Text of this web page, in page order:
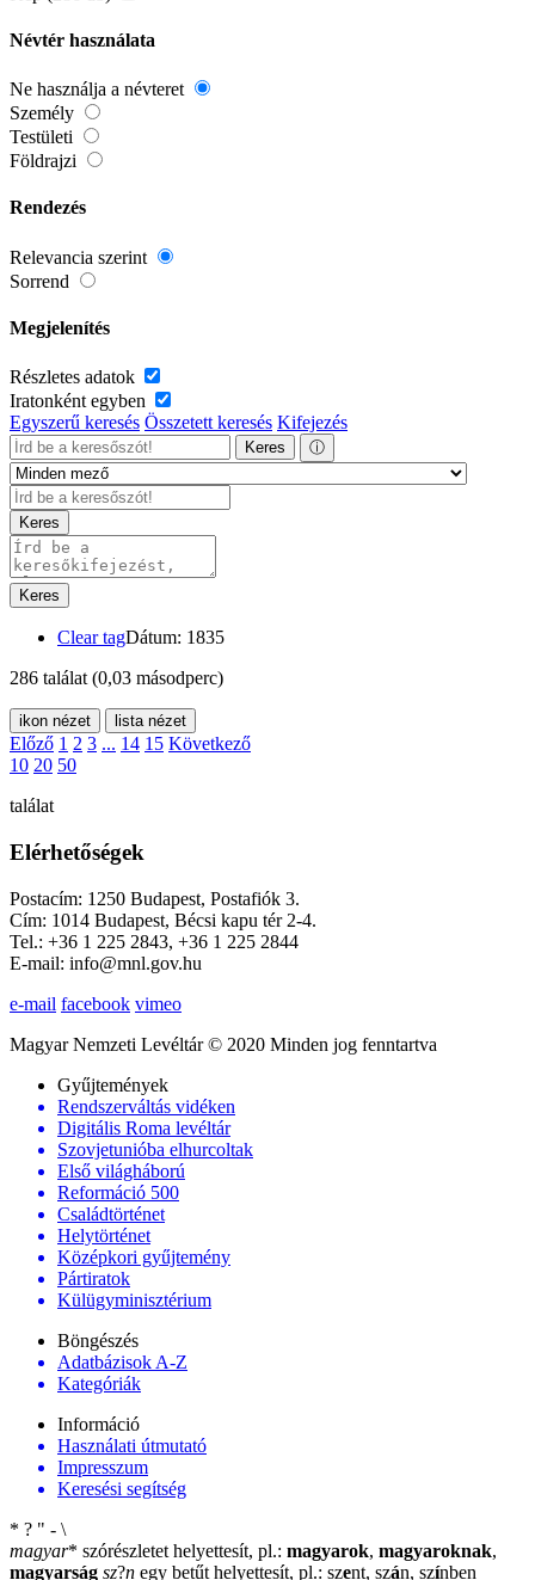
Névtér használata
Ne használja a névteret
Személy
Testületi
Földrajzi
Rendezés
Relevancia szerint
Sorrend
Megjelenítés
Részletes adatok
Iratonként egyben
Egyszerű keresés Összetett keresés Kifejezés
Keres ⓘ
Keres
Keres
Clear tagDátum: 1835
286 találat (0,03 másodperc)
ikon nézet lista nézet
Előző 1 2 3 ... 14 15 Következő
10 20 50
találat
Elérhetőségek
Postacím: 1250 Budapest, Postafiók 3.
Cím: 1014 Budapest, Bécsi kapu tér 2-4.
Tel.: +36 1 225 2843, +36 1 225 2844
E-mail: info@mnl.gov.hu
e-mail facebook vimeo
Magyar Nemzeti Levéltár © 2020 Minden jog fenntartva
Gyűjtemények
Rendszerváltás vidéken
Digitális Roma levéltár
Szovjetunióba elhurcoltak
Első világháború
Reformáció 500
Családtörténet
Helytörténet
Középkori gyűjtemény
Pártiratok
Külügyminisztérium
Böngészés
Adatbázisok A-Z
Kategóriák
Információ
Használati útmutató
Impresszum
Keresési segítség
* ? " - \
magyar* szórészletet helyettesít, pl.: magyarok, magyaroknak,
magyarság sz?n egy betűt helyettesít, pl.: szent, szán, színben